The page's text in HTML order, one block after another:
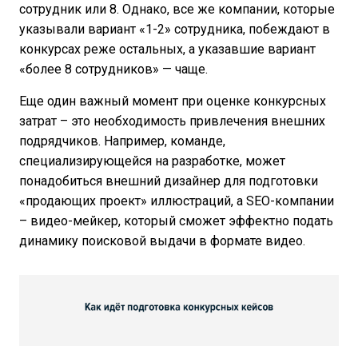
сотрудник или 8. Однако, все же компании, которые
указывали вариант «1-2» сотрудника, побеждают в
конкурсах реже остальных, а указавшие вариант
«более 8 сотрудников» — чаще.
Еще один важный момент при оценке конкурсных
затрат – это необходимость привлечения внешних
подрядчиков. Например, команде,
специализирующейся на разработке, может
понадобиться внешний дизайнер для подготовки
«продающих проект» иллюстраций, а SEO-компании
– видео-мейкер, который сможет эффектно подать
динамику поисковой выдачи в формате видео.